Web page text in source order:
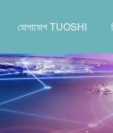
যোগাযোগ TUOSHI